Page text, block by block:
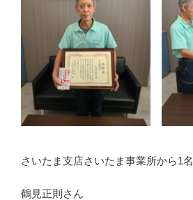
さいたま支店さいたま事業所から1名
鶴見正則さん